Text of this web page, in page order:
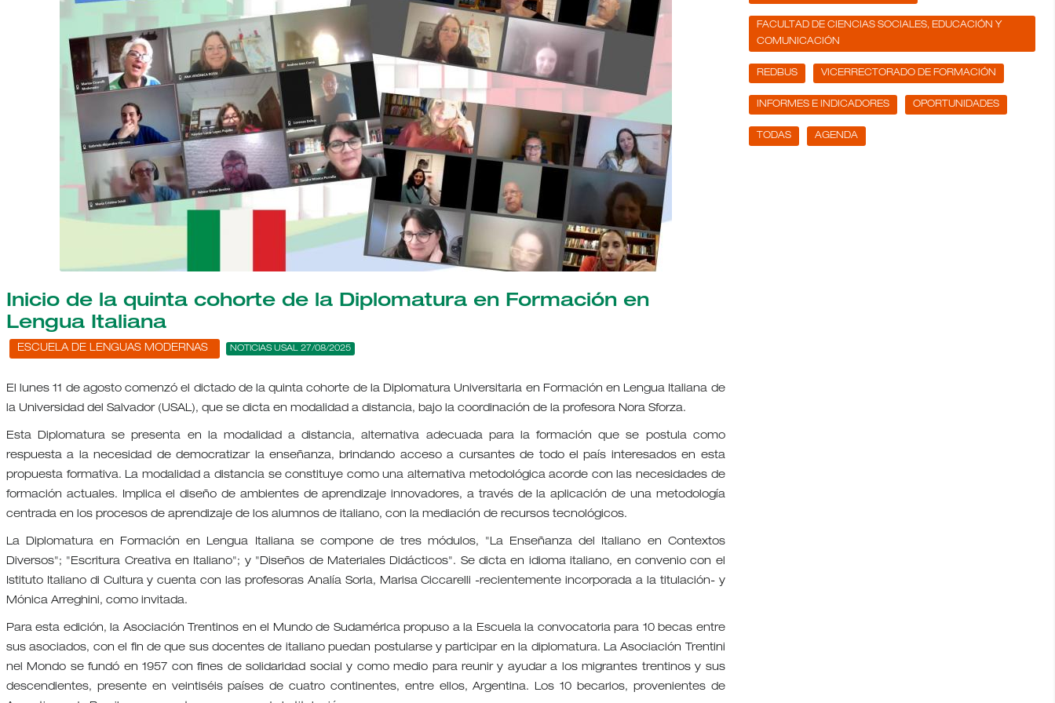
Inicio de la quinta cohorte de la Diplomatura en Formación en
Lengua Italiana
ESCUELA DE LENGUAS MODERNAS NOTICIAS USAL 27/08/2025
El lunes 11 de agosto comenzó el dictado de la quinta cohorte de la Diplomatura Universitaria en Formación en Lengua Italiana de
la Universidad del Salvador (USAL), que se dicta en modalidad a distancia, bajo la coordinación de la profesora Nora Sforza.
Esta Diplomatura se presenta en la modalidad a distancia, alternativa adecuada para la formación que se postula como
respuesta a la necesidad de democratizar la enseñanza, brindando acceso a cursantes de todo el país interesados en esta
propuesta formativa. La modalidad a distancia se constituye como una alternativa metodológica acorde con las necesidades de
formación actuales. Implica el diseño de ambientes de aprendizaje innovadores, a través de la aplicación de una metodología
centrada en los procesos de aprendizaje de los alumnos de italiano, con la mediación de recursos tecnológicos.
La Diplomatura en Formación en Lengua Italiana se compone de tres módulos, "La Enseñanza del Italiano en Contextos
Diversos"; "Escritura Creativa en Italiano"; y "Diseños de Materiales Didácticos". Se dicta en idioma italiano, en convenio con el
Istituto Italiano di Cultura y cuenta con las profesoras Analía Soria, Marisa Ciccarelli -recientemente incorporada a la titulación- y
Mónica Arreghini, como invitada.
Para esta edición, la Asociación Trentinos en el Mundo de Sudamérica propuso a la Escuela la convocatoria para 10 becas entre
sus asociados, con el fin de que sus docentes de italiano puedan postularse y participar en la diplomatura. La Asociación Trentini
nel Mondo se fundó en 1957 con fines de solidaridad social y como medio para reunir y ayudar a los migrantes trentinos y sus
descendientes, presente en veintiséis países de cuatro continentes, entre ellos, Argentina. Los 10 becarios, provenientes de
FACULTAD DE CIENCIAS SOCIALES, EDUCACIÓN Y
COMUNICACIÓN
REDBUS VICERRECTORADO DE FORMACIÓN
INFORMES E INDICADORES OPORTUNIDADES
TODAS AGENDA